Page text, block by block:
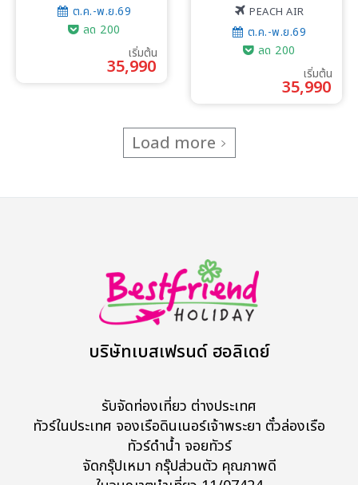
ต.ค.-พ.ย.69
ลด 200
เริ่มต้น
35,990
PEACH AIR
ต.ค.-พ.ย.69
ลด 200
เริ่มต้น
35,990
Load more
บริษัทเบสเฟรนด์ ฮอลิเดย์
รับจัดท่องเที่ยว ต่างประเทศ
ทัวร์ในประเทศ จองเรือดินเนอร์เจ้าพระยา ตั๋วล่องเรือ
ทัวร์ดำน้ำ จอยทัวร์
จัดกรุ๊ปเหมา กรุ๊ปส่วนตัว คุณภาพดี